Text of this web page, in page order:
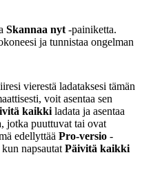
Skannaa nyt -painiketta.
ja tunnistaa ongelman
vierestä ladataksesi tämän
voit asentaa sen
kaikki ladata ja asentaa
jotka puuttuvat tai ovat
edellyttää Pro-versio -
napsautat Päivitä kaikki